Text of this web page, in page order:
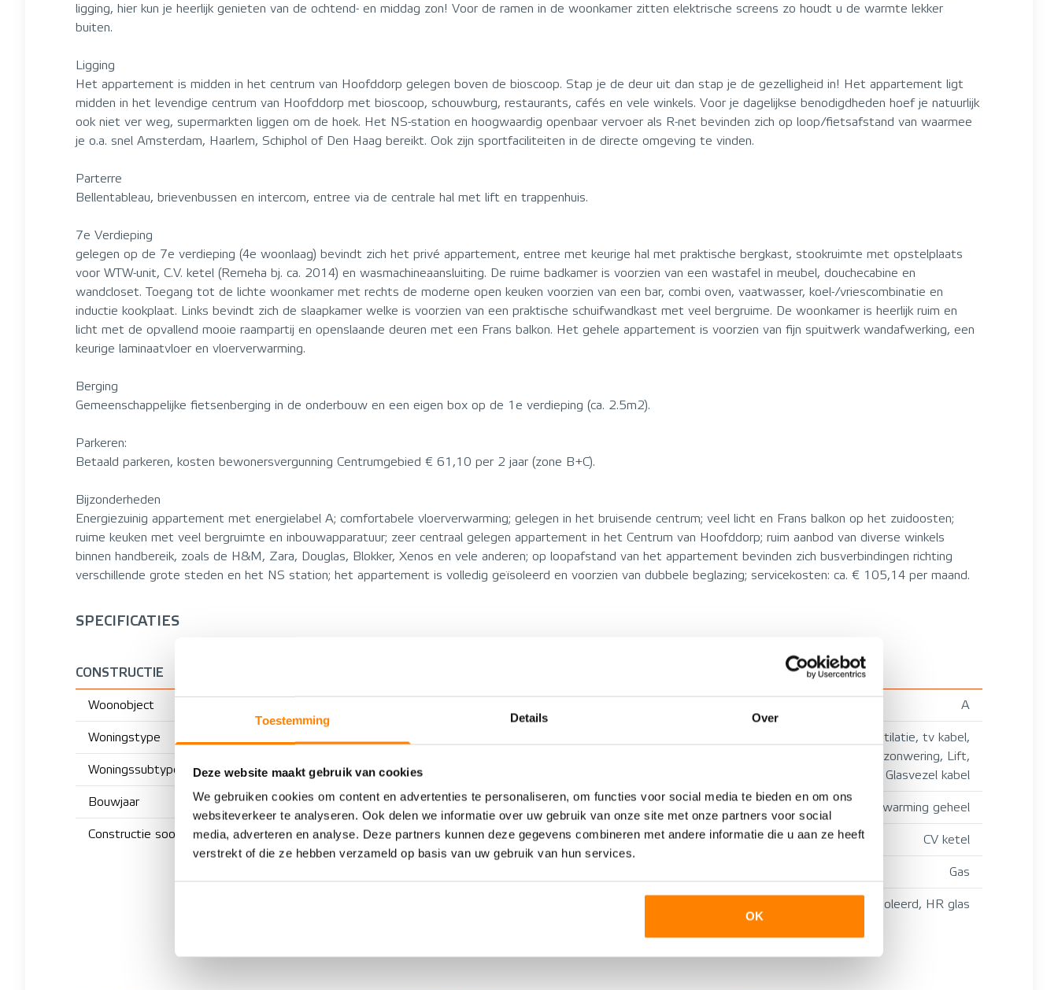
Toestemming Details Over
Deze website maakt gebruik van cookies
We gebruiken cookies om content en advertenties te personaliseren, om functies voor social media te bieden en om ons
websiteverkeer te analyseren. Ook delen we informatie over uw gebruik van onze site met onze partners voor social
media, adverteren en analyse. Deze partners kunnen deze gegevens combineren met andere informatie die u aan ze heeft
verstrekt of die ze hebben verzameld op basis van uw gebruik van hun services.
OK
ligging, hier kun je heerlijk genieten van de ochtend- en middag zon! Voor de ramen in de woonkamer zitten elektrische screens zo houdt u de warmte lekker
buiten.
Ligging
Het appartement is midden in het centrum van Hoofddorp gelegen boven de bioscoop. Stap je de deur uit dan stap je de gezelligheid in! Het appartement ligt
midden in het levendige centrum van Hoofddorp met bioscoop, schouwburg, restaurants, cafés en vele winkels. Voor je dagelijkse benodigdheden hoef je natuurlijk
ook niet ver weg, supermarkten liggen om de hoek. Het NS-station en hoogwaardig openbaar vervoer als R-net bevinden zich op loop/fietsafstand van waarmee
je o.a. snel Amsterdam, Haarlem, Schiphol of Den Haag bereikt. Ook zijn sportfaciliteiten in de directe omgeving te vinden.
Parterre
Bellentableau, brievenbussen en intercom, entree via de centrale hal met lift en trappenhuis.
7e Verdieping
gelegen op de 7e verdieping (4e woonlaag) bevindt zich het privé appartement, entree met keurige hal met praktische bergkast, stookruimte met opstelplaats
voor WTW-unit, C.V. ketel (Remeha bj. ca. 2014) en wasmachineaansluiting. De ruime badkamer is voorzien van een wastafel in meubel, douchecabine en
wandcloset. Toegang tot de lichte woonkamer met rechts de moderne open keuken voorzien van een bar, combi oven, vaatwasser, koel-/vriescombinatie en
inductie kookplaat. Links bevindt zich de slaapkamer welke is voorzien van een praktische schuifwandkast met veel bergruime. De woonkamer is heerlijk ruim en
licht met de opvallend mooie raampartij en openslaande deuren met een Frans balkon. Het gehele appartement is voorzien van fijn spuitwerk wandafwerking, een
keurige laminaatvloer en vloerverwarming.
Berging
Gemeenschappelijke fietsenberging in de onderbouw en een eigen box op de 1e verdieping (ca. 2.5m2).
Parkeren:
Betaald parkeren, kosten bewonersvergunning Centrumgebied € 61,10 per 2 jaar (zone B+C).
Bijzonderheden
Energiezuinig appartement met energielabel A; comfortabele vloerverwarming; gelegen in het bruisende centrum; veel licht en Frans balkon op het zuidoosten;
ruime keuken met veel bergruimte en inbouwapparatuur; zeer centraal gelegen appartement in het Centrum van Hoofddorp; ruim aanbod van diverse winkels
binnen handbereik, zoals de H&M, Zara, Douglas, Blokker, Xenos en vele anderen; op loopafstand van het appartement bevinden zich busverbindingen richting
verschillende grote steden en het NS station; het appartement is volledig geïsoleerd en voorzien van dubbele beglazing; servicekosten: ca. € 105,14 per maand.
SPECIFICATIES
CONSTRUCTIE
Woonobject
Woningstype
Woningssubtype
Bouwjaar 2012
Constructie soort Bestaande bouw
A
Mechanische ventilatie, tv kabel,
Buitenzonwering, Lift,
FRANS_BALKON, Glasvezel kabel
Verwarming CV ketel, Vloerverwarming geheel
Warm water CV ketel
Gas
Volledig geïsoleerd, HR glas